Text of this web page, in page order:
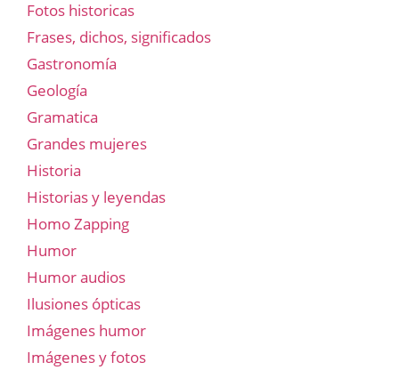
Fotos historicas
Frases, dichos, significados
Gastronomía
Geología
Gramatica
Grandes mujeres
Historia
Historias y leyendas
Homo Zapping
Humor
Humor audios
Ilusiones ópticas
Imágenes humor
Imágenes y fotos